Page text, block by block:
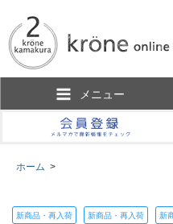
メニュー
ホーム >
新商品・再入荷 新商品・再入荷 新